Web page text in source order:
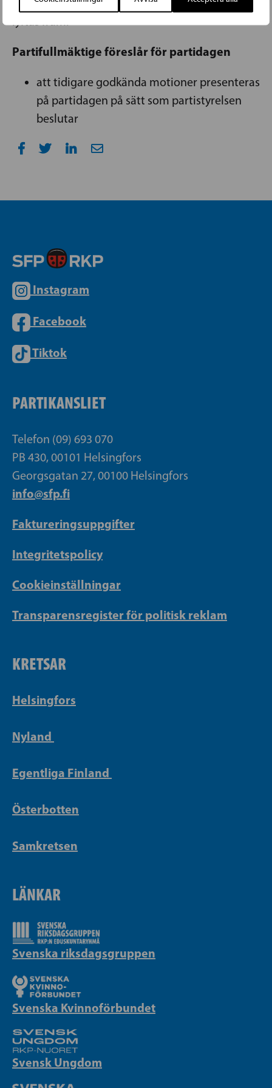
till gång, och det arbete som är mest centralt
lyftas fram.
Partifullmäktige föreslår för partidagen
att tidigare godkända motioner presenteras
på partidagen på sätt som partistyrelsen
beslutar
Instagram
Facebook
Tiktok
PARTIKANSLIET
Telefon (09) 693 070
PB 430, 00101 Helsingfors
Georgsgatan 27, 00100 Helsingfors
info@sfp.fi
Faktureringsuppgifter
Integritetspolicy
Cookieinställningar
Transparensregister för politisk reklam
KRETSAR
Helsingfors
Nyland
Egentliga Finland
Österbotten
Samkretsen
LÄNKAR
Svenska riksdagsgruppen
Svenska Kvinnoförbundet
Svensk Ungdom